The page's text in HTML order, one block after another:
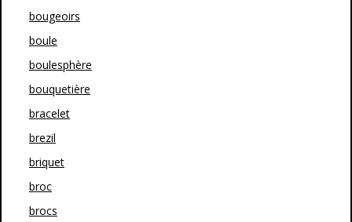
bougeoirs
boule
boulesphère
bouquetière
bracelet
brezil
briquet
broc
brocs